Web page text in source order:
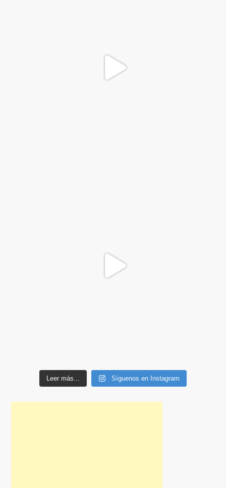
Leer más... Síguenos en Instagram